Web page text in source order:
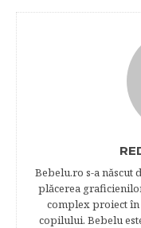
Bebelu.ro s-a născut
plăcerea
complex proiect
copilului. Bebelu